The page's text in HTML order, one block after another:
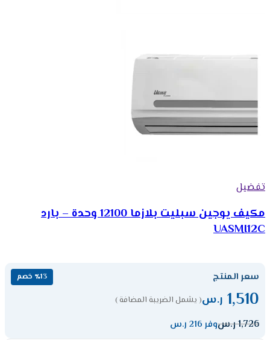
تفضيل
مكيف يوجين سبليت بلازما 12100 وحدة – بارد
UASMI12C
سعر المنتج ٪13 خصم
1,510 ر.س( يشمل الضريبة المضافة )
1,726ر.سوفر 216 ر.س